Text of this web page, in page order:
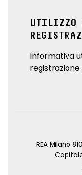
Informativa
registrazione
REA Milano